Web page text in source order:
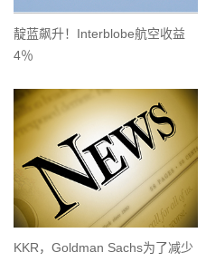
靛蓝飙升！Interblobe航空收益
4％
KKR，Goldman Sachs为了减少